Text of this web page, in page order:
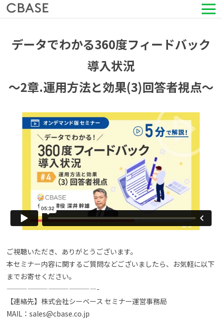
導入事例
セミナー情報
HRコラム
お知らせ
会社情報
資料請求(無料)
データでわかる360度フィードバック
導入状況
〜2章.運用方法と効果(3)回答者視点〜
ご視聴いただき、ありがとうございます。
本セミナー内容に関するご質問などございましたら、お気軽に以下
までお寄せください。
—————————————-
【連絡先】株式会社シーベース セミナー運営事務局
MAIL：sales@cbase.co.jp